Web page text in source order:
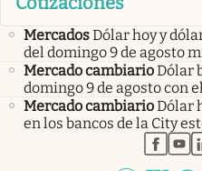
MercadosDólar hoy y
del domingo 9 de agosto
Mercado cambiarioDólar
domingo 9 de agosto con
Mercado cambiarioDólar
en los bancos de la City
abre